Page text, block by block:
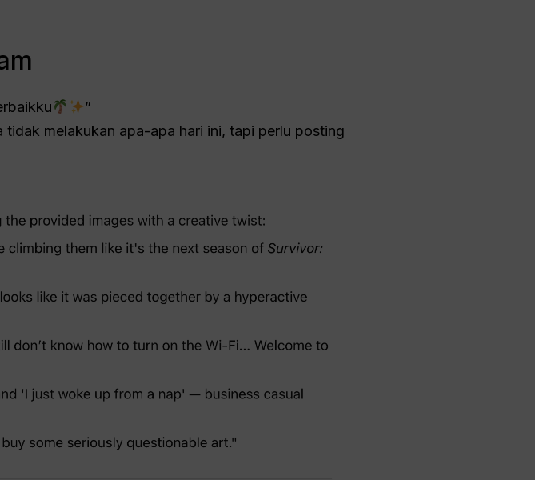
”
tidak melakukan apa-apa hari ini, tapi perlu posting